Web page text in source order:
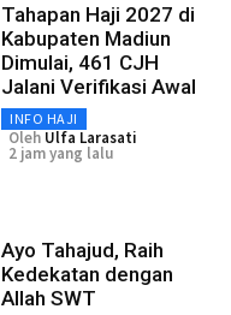
Tahapan Haji 2027 di
Kabupaten Madiun
Dimulai, 461 CJH
Jalani Verifikasi Awal
INFO HAJI
Oleh Ulfa Larasati
2 jam yang lalu
Ayo Tahajud, Raih
Kedekatan dengan
Allah SWT